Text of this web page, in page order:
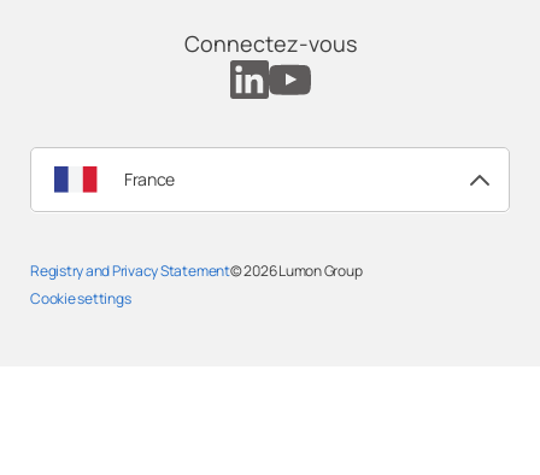
Connectez-vous
France
Registry and Privacy Statement
Cookie settings
© 2026Lumon Group